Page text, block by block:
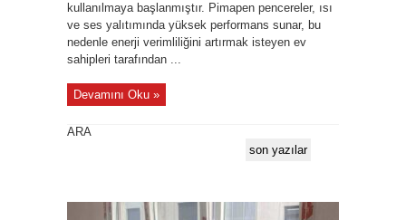
kullanılmaya başlanmıştır. Pimapen pencereler, ısı
ve ses yalıtımında yüksek performans sunar, bu
nedenle enerji verimliliğini artırmak isteyen ev
sahipleri tarafından ...
Devamını Oku »
ARA
son yazılar